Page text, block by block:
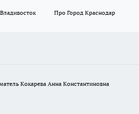
Про Город Краснодар
Кокарева Анна Константиновна